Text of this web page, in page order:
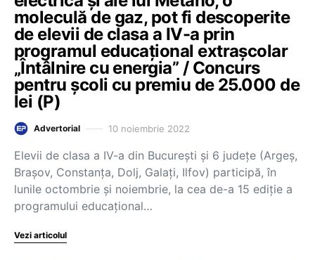
moleculă de gaz, pot fi descoperite
de elevii de clasa a IV-a prin
programul educațional extrașcolar
„Întâlnire cu energia” / Concurs
pentru școli cu premiu de 25.000 de
lei (P)
Advertorial 10 noiembrie 2022
Elevii de clasa a IV-a din București și 6 județe (Argeș,
Brașov, Constanța, Dolj, Galați, Ilfov) participă, în
lunile octombrie și noiembrie, la cea de-a 15 ediție a
programului educațional…
Vezi articolul